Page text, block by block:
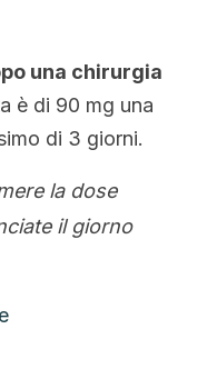
una chirurgia
è di 90 mg una
di 3 giorni.
la dose
il giorno